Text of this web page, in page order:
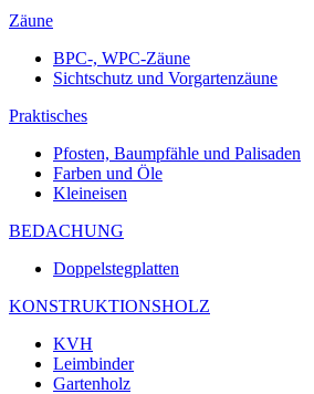
Zäune
BPC-, WPC-Zäune
Sichtschutz und Vorgartenzäune
Praktisches
Pfosten, Baumpfähle und Palisaden
Farben und Öle
Kleineisen
BEDACHUNG
Doppelstegplatten
KONSTRUKTIONSHOLZ
KVH
Leimbinder
Gartenholz